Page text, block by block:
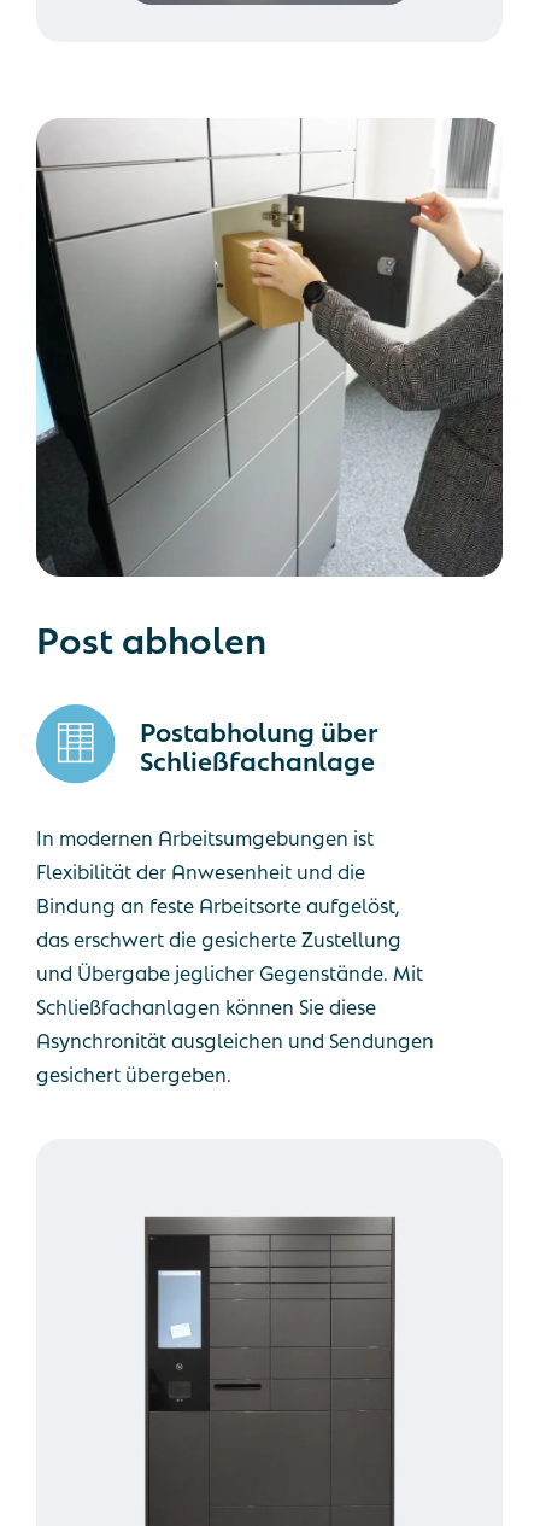
Postabholen
Postabholung über
Schließfachanlage
In modernen Arbeitsumgebungen ist
Flexibilität der Anwesenheit und die
Bindung an feste Arbeitsorte aufgelöst,
das erschwert die gesicherte Zustellung
und Übergabe jeglicher Gegenstände. Mit
Schließfachanlagen können Sie diese
Asynchronität ausgleichen und Sendungen
gesichert übergeben.